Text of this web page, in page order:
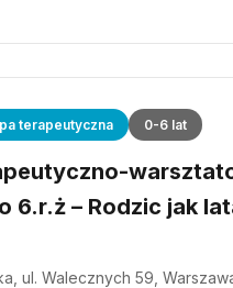
terapeutyczna 0-6 lat
6.r.ż – Rodzic jak
ul. Walecznych 59,